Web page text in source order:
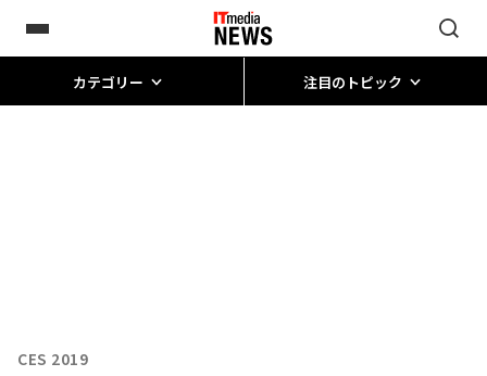
カテゴリー 注目のトピック
CES 2019